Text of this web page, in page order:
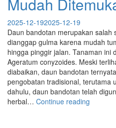
2025-12-192025-12-19
Daun bandotan merupakan salah
dianggap gulma karena mudah
hingga pinggir jalan. Tanaman ini
Ageratum conyzoides. Meski
diabaikan, daun bandotan
pengobatan tradisional, terutama
dahulu, daun bandotan telah
herbal… Continue reading